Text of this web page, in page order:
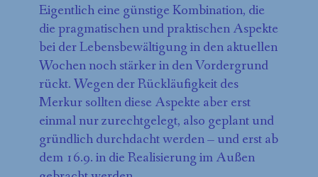
Eigentlich eine günstige Kombination, die
die pragmatischen und praktischen Aspekte
bei der Lebensbewältigung in den aktuellen
Wochen noch stärker in den Vordergrund
rückt. Wegen der Rückläufigkeit des
Merkur sollten diese Aspekte aber erst
einmal nur zurechtgelegt, also geplant und
gründlich durchdacht werden – und erst ab
dem 16.9. in die Realisierung im Außen